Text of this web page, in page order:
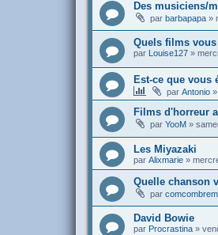
Des musiciens/
par barbapapa »
Quels films
par Louise127 »
Est-ce que vous
par Antonio »
Films d'horreur
par YooM »
Les Miyazaki
par Alixmarie »
Quelle chanson
par
David Bowie
par Procrastina »